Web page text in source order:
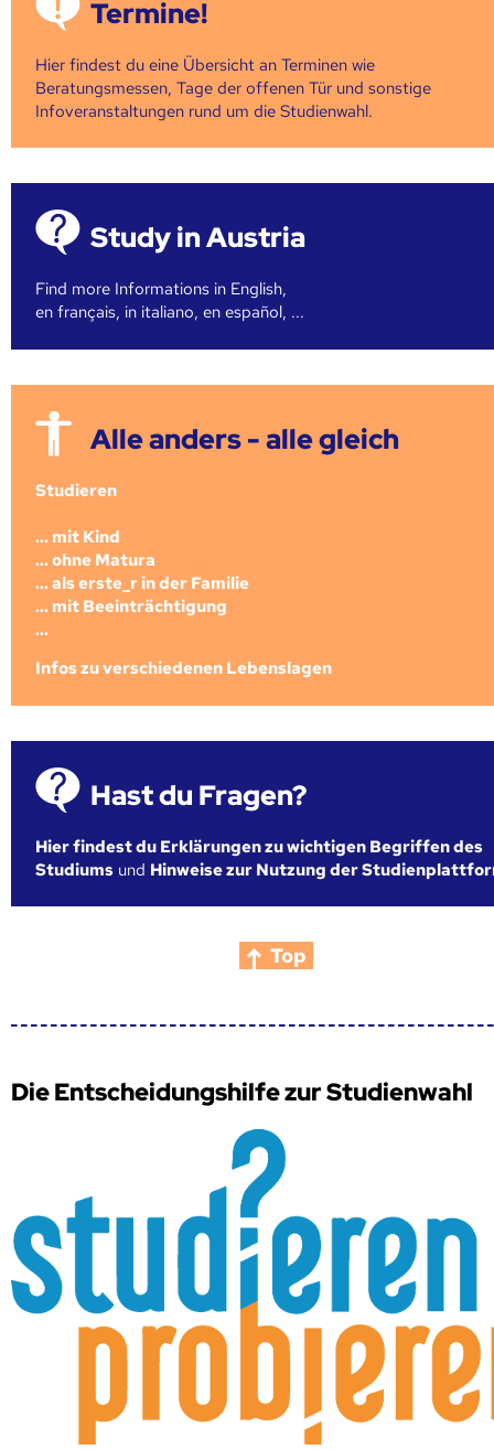
Termine!
Hier findest du eine Übersicht an Terminen wie
Beratungsmessen, Tage der offenen Tür und sonstige
Infoveranstaltungen rund um die Studienwahl.
Study in Austria
Find more Informations in English,
en français, in italiano, en español, ...
Alle anders - alle gleich
Studieren
... mit Kind
... ohne Matura
... als erste_r in der Familie
... mit Beeinträchtigung
...
Infos zu verschiedenen Lebenslagen
Hast du Fragen?
Hier findest du Erklärungen zu wichtigen Begriffen des
Studiums und Hinweise zur Nutzung der
Top
Die Entscheidungshilfe zur Studienwahl